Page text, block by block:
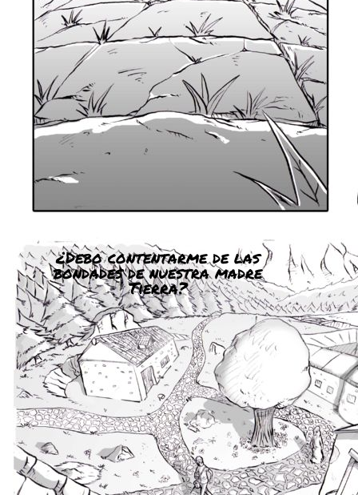
¿Debo contentarme de las
bondades de nuestra madre
Tierra?